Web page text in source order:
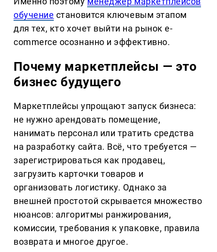
обучение становится ключевым этапом
для тех, кто хочет выйти на рынок e-
commerce осознанно и эффективно.
Почему маркетплейсы — это
бизнес будущего
Маркетплейсы упрощают запуск бизнеса:
не нужно арендовать помещение,
нанимать персонал или тратить средства
на разработку сайта. Всё, что требуется —
зарегистрироваться как продавец,
загрузить карточки товаров и
организовать логистику. Однако за
внешней простотой скрывается множество
нюансов: алгоритмы ранжирования,
комиссии, требования к упаковке, правила
возврата и многое другое.